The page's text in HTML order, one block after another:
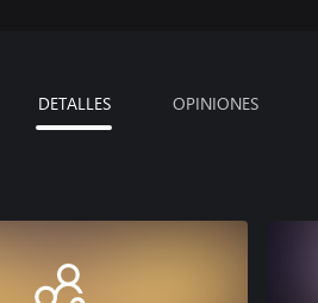
DETALLES OPINIONES